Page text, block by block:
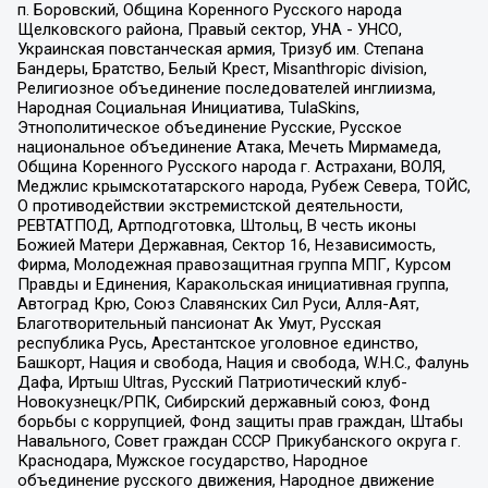
п. Боровский, Община Коренного Русского народа
Щелковского района, Правый сектор, УНА - УНСО,
Украинская повстанческая армия, Тризуб им. Степана
Бандеры, Братство, Белый Крест, Misanthropic division,
Религиозное объединение последователей инглиизма,
Народная Социальная Инициатива, TulaSkins,
Этнополитическое объединение Русские, Русское
национальное объединение Атака, Мечеть Мирмамеда,
Община Коренного Русского народа г. Астрахани, ВОЛЯ,
Меджлис крымскотатарского народа, Рубеж Севера, ТОЙС,
О противодействии экстремистской деятельности,
РЕВТАТПОД, Артподготовка, Штольц, В честь иконы
Божией Матери Державная, Сектор 16, Независимость,
Фирма, Молодежная правозащитная группа МПГ, Курсом
Правды и Единения, Каракольская инициативная группа,
Автоград Крю, Союз Славянских Сил Руси, Алля-Аят,
Благотворительный пансионат Ак Умут, Русская
республика Русь, Арестантское уголовное единство,
Башкорт, Нация и свобода, Нация и свобода, W.H.С., Фалунь
Дафа, Иртыш Ultras, Русский Патриотический клуб-
Новокузнецк/РПК, Сибирский державный союз, Фонд
борьбы с коррупцией, Фонд защиты прав граждан, Штабы
Навального, Совет граждан СССР Прикубанского округа г.
Краснодара, Мужское государство, Народное
объединение русского движения, Народное движение